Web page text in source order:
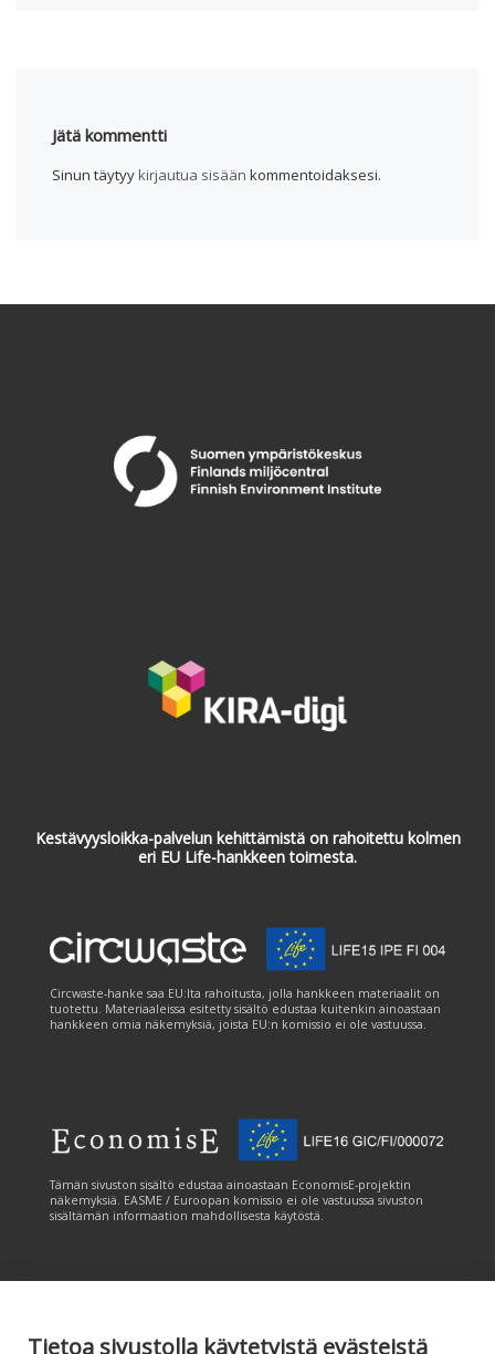
Tietoa sivustolla käytetyistä evästeistä
Jätä kommentti
Sinun täytyy kirjautua sisään kommentoidaksesi.
Kestävyysloikka-palvelun kehittämistä on rahoitettu kolmen
eri EU Life-hankkeen toimesta.
Circwaste-hanke saa EU:lta rahoitusta, jolla hankkeen materiaalit on
tuotettu. Materiaaleissa esitetty sisältö edustaa kuitenkin ainoastaan
hankkeen omia näkemyksiä, joista EU:n komissio ei ole vastuussa.
Tämän sivuston sisältö edustaa ainoastaan EconomisE-projektin
näkemyksiä. EASME / Euroopan komissio ei ole vastuussa sivuston
sisältämän informaation mahdollisesta käytöstä.